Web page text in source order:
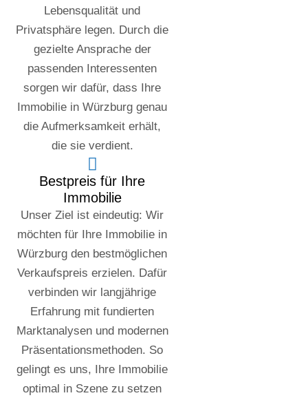
Lebensqualität und
Privatsphäre legen. Durch die
gezielte Ansprache der
passenden Interessenten
sorgen wir dafür, dass Ihre
Immobilie in Würzburg genau
die Aufmerksamkeit erhält,
die sie verdient.
Bestpreis für Ihre
Immobilie
Unser Ziel ist eindeutig: Wir
möchten für Ihre Immobilie in
Würzburg den bestmöglichen
Verkaufspreis erzielen. Dafür
verbinden wir langjährige
Erfahrung mit fundierten
Marktanalysen und modernen
Präsentationsmethoden. So
gelingt es uns, Ihre Immobilie
optimal in Szene zu setzen